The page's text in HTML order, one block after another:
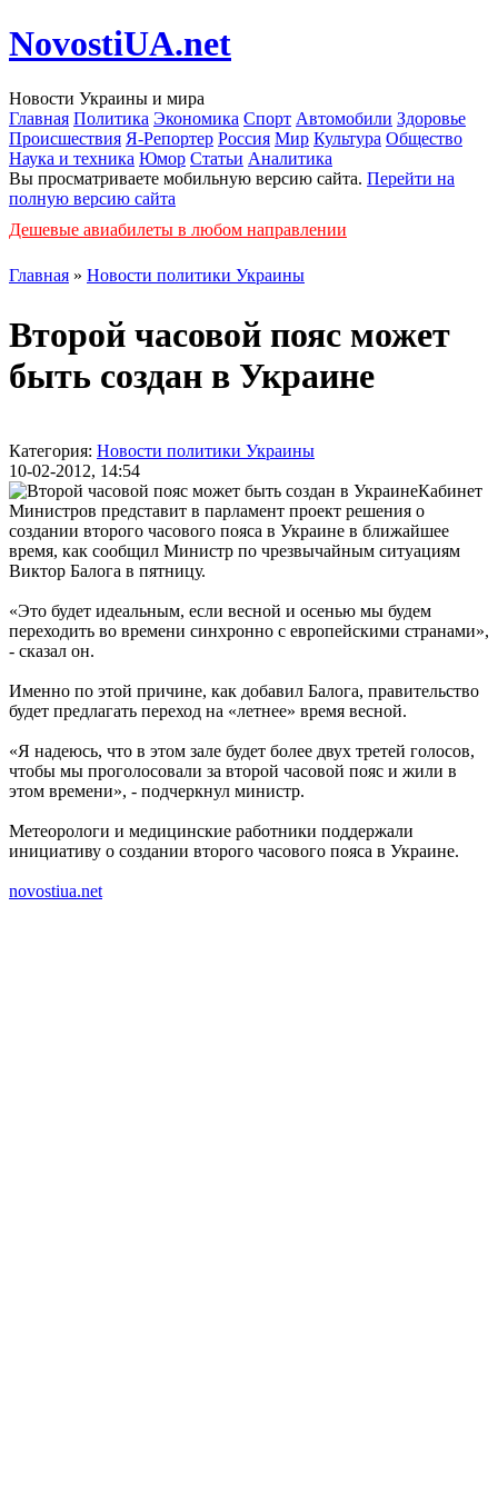
NovostiUA.net
Новости Украины и мира
Главная Политика Экономика Спорт Автомобили Здоровье
Происшествия Я-Репортер Россия Мир Культура Общество
Наука и техника Юмор Статьи Аналитика
Вы просматриваете мобильную версию сайта. Перейти на
полную версию сайта
Дешевые авиабилеты в любом направлении
Главная » Новости политики Украины
Второй часовой пояс может
быть создан в Украине
Категория: Новости политики Украины
10-02-2012, 14:54
Кабинет
Министров представит в парламент проект решения о
создании второго часового пояса в Украине в ближайшее
время, как сообщил Министр по чрезвычайным ситуациям
Виктор Балога в пятницу.
«Это будет идеальным, если весной и осенью мы будем
переходить во времени синхронно с европейскими странами»,
- сказал он.
Именно по этой причине, как добавил Балога, правительство
будет предлагать переход на «летнее» время весной.
«Я надеюсь, что в этом зале будет более двух третей голосов,
чтобы мы проголосовали за второй часовой пояс и жили в
этом времени», - подчеркнул министр.
Метеорологи и медицинские работники поддержали
инициативу о создании второго часового пояса в Украине.
novostiua.net